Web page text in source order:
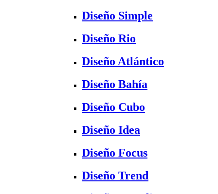
Diseño Simple
Diseño Rio
Diseño Atlántico
Diseño Bahía
Diseño Cubo
Diseño Idea
Diseño Focus
Diseño Trend